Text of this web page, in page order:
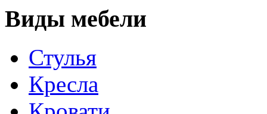
Виды мебели
Стулья
Кресла